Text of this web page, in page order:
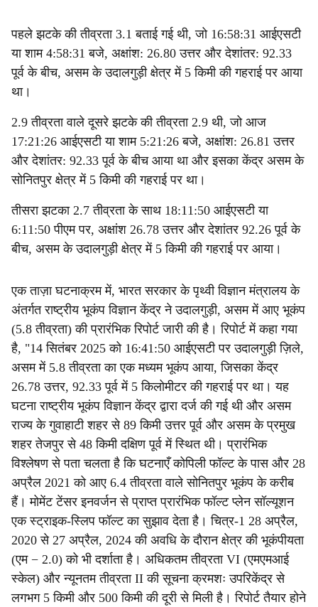
पहले झटके की तीव्रता 3.1 बताई गई थी, जो 16:58:31 आईएसटी
या शाम 4:58:31 बजे, अक्षांश: 26.80 उत्तर और देशांतर: 92.33
पूर्व के बीच, असम के उदालगुड़ी क्षेत्र में 5 किमी की गहराई पर आया
था।
2.9 तीव्रता वाले दूसरे झटके की तीव्रता 2.9 थी, जो आज
17:21:26 आईएसटी या शाम 5:21:26 बजे, अक्षांश: 26.81 उत्तर
और देशांतर: 92.33 पूर्व के बीच आया था और इसका केंद्र असम के
सोनितपुर क्षेत्र में 5 किमी की गहराई पर था।
तीसरा झटका 2.7 तीव्रता के साथ 18:11:50 आईएसटी या
6:11:50 पीएम पर, अक्षांश 26.78 उत्तर और देशांतर 92.26 पूर्व के
बीच, असम के उदालगुड़ी क्षेत्र में 5 किमी की गहराई पर आया।
एक ताज़ा घटनाक्रम में, भारत सरकार के पृथ्वी विज्ञान मंत्रालय के
अंतर्गत राष्ट्रीय भूकंप विज्ञान केंद्र ने उदालगुड़ी, असम में आए भूकंप
(5.8 तीव्रता) की प्रारंभिक रिपोर्ट जारी की है। रिपोर्ट में कहा गया
है, "14 सितंबर 2025 को 16:41:50 आईएसटी पर उदालगुड़ी ज़िले,
असम में 5.8 तीव्रता का एक मध्यम भूकंप आया, जिसका केंद्र
26.78 उत्तर, 92.33 पूर्व में 5 किलोमीटर की गहराई पर था। यह
घटना राष्ट्रीय भूकंप विज्ञान केंद्र द्वारा दर्ज की गई थी और असम
राज्य के गुवाहाटी शहर से 89 किमी उत्तर पूर्व और असम के प्रमुख
शहर तेजपुर से 48 किमी दक्षिण पूर्व में स्थित थी। प्रारंभिक
विश्लेषण से पता चलता है कि घटनाएँ कोपिली फॉल्ट के पास और 28
अप्रैल 2021 को आए 6.4 तीव्रता वाले सोनितपुर भूकंप के करीब
हैं। मोमेंट टेंसर इनवर्जन से प्राप्त प्रारंभिक फॉल्ट प्लेन सॉल्यूशन
एक स्ट्राइक-स्लिप फॉल्ट का सुझाव देता है। चित्र-1 28 अप्रैल,
2020 से 27 अप्रैल, 2024 की अवधि के दौरान क्षेत्र की भूकंपीयता
(एम − 2.0) को भी दर्शाता है। अधिकतम तीव्रता VI (एमएमआई
स्केल) और न्यूनतम तीव्रता II की सूचना क्रमशः उपरिकेंद्र से
लगभग 5 किमी और 500 किमी की दूरी से मिली है। रिपोर्ट तैयार होने